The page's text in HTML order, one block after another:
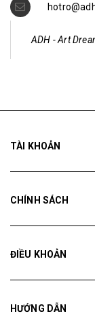
ADH - Art
TÀI KHOẢN
CHÍNH SÁCH
ĐIỀU KHOẢN
HƯỚNG DẪN